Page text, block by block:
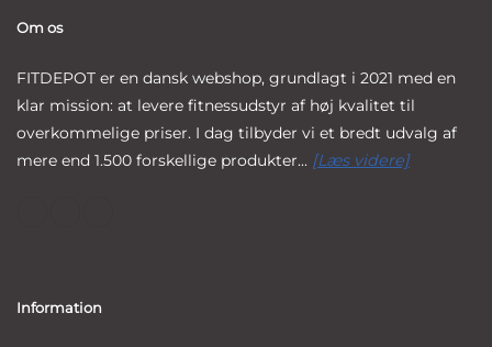
Om os
FITDEPOT er en dansk webshop, grundlagt i 2021 med en
klar mission: at levere fitnessudstyr af høj kvalitet til
overkommelige priser. I dag tilbyder vi et bredt udvalg af
mere end 1.500 forskellige produkter... [Læs videre]
Information